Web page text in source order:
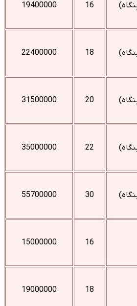
16
19400000
18
22400000
20
31500000
22
35000000
30
55700000
16
15000000
18
19000000